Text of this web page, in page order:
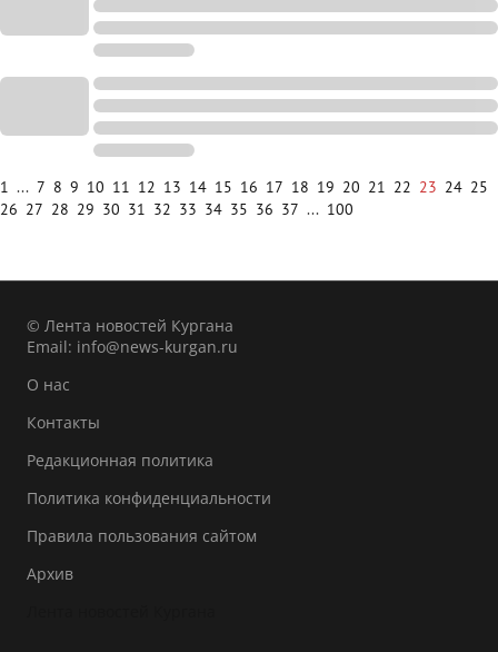
1 ... 7 8 9 10 11 12 13 14 15 16 17 18 19 20 21 22 23 24 25
26 27 28 29 30 31 32 33 34 35 36 37 ... 100
© Лента новостей Кургана
Email: info@news-kurgan.ru
О нас
Контакты
Редакционная политика
Политика конфиденциальности
Правила пользования сайтом
Архив